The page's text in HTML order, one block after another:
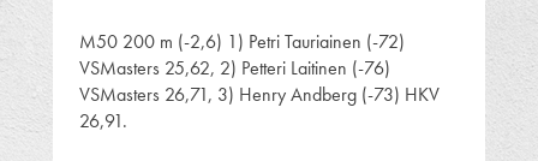
M50 200 m (-2,6) 1) Petri Tauriainen (-72)
VSMasters 25,62, 2) Petteri Laitinen (-76)
VSMasters 26,71, 3) Henry Andberg (-73) HKV
26,91.